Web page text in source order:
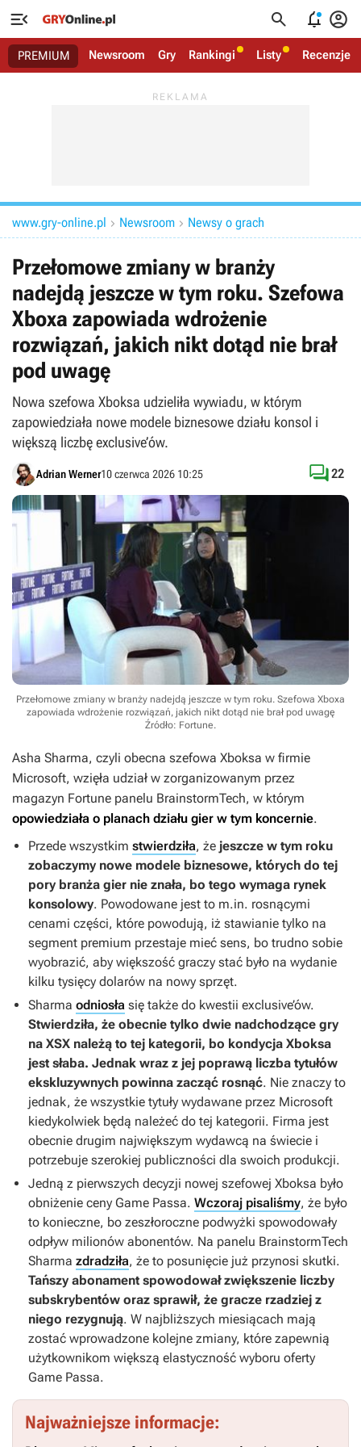
   
PREMIUM Newsroom Gry Rankingi Listy Recenzje
www.gry-online.pl  Newsroom  Newsy o grach
Przełomowe zmiany w branży
nadejdą jeszcze w tym roku. Szefowa
Xboxa zapowiada wdrożenie
rozwiązań, jakich nikt dotąd nie brał
pod uwagę
Nowa szefowa Xboksa udzieliła wywiadu, w którym
zapowiedziała nowe modele biznesowe działu konsol i
większą liczbę exclusive’ów.
Adrian Werner10 czerwca 2026 10:25 22
Przełomowe zmiany w branży nadejdą jeszcze w tym roku. Szefowa Xboxa
zapowiada wdrożenie rozwiązań, jakich nikt dotąd nie brał pod uwagę
Źródło: Fortune.
Asha Sharma, czyli obecna szefowa Xboksa w firmie
Microsoft, wzięła udział w zorganizowanym przez
magazyn Fortune panelu BrainstormTech, w którym
opowiedziała o planach działu gier w tym koncernie.
Przede wszystkim stwierdziła, że jeszcze w tym roku
zobaczymy nowe modele biznesowe, których do tej
pory branża gier nie znała, bo tego wymaga rynek
konsolowy. Powodowane jest to m.in. rosnącymi
cenami części, które powodują, iż stawianie tylko na
segment premium przestaje mieć sens, bo trudno sobie
wyobrazić, aby większość graczy stać było na wydanie
kilku tysięcy dolarów na nowy sprzęt.
Sharma odniosła się także do kwestii exclusive’ów.
Stwierdziła, że obecnie tylko dwie nadchodzące gry
na XSX należą to tej kategorii, bo kondycja Xboksa
jest słaba. Jednak wraz z jej poprawą liczba tytułów
ekskluzywnych powinna zacząć rosnąć. Nie znaczy to
jednak, że wszystkie tytuły wydawane przez Microsoft
kiedykolwiek będą należeć do tej kategorii. Firma jest
obecnie drugim największym wydawcą na świecie i
potrzebuje szerokiej publiczności dla swoich produkcji.
Jedną z pierwszych decyzji nowej szefowej Xboksa było
obniżenie ceny Game Passa. Wczoraj pisaliśmy, że było
to konieczne, bo zeszłoroczne podwyżki spowodowały
odpływ milionów abonentów. Na panelu BrainstormTech
Sharma zdradziła, że to posunięcie już przynosi skutki.
Tańszy abonament spowodował zwiększenie liczby
subskrybentów oraz sprawił, że gracze rzadziej z
niego rezygnują. W najbliższych miesiącach mają
zostać wprowadzone kolejne zmiany, które zapewnią
użytkownikom większą elastyczność wyboru oferty
Game Passa.
Najważniejsze informacje: